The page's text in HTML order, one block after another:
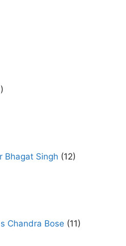
Bhagat Singh (12)
Chandra Bose (11)